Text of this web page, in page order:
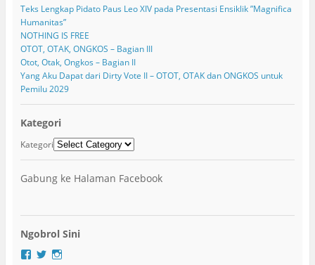
Teks Lengkap Pidato Paus Leo XIV pada Presentasi Ensiklik ”Magnifica
Humanitas”
NOTHING IS FREE
OTOT, OTAK, ONGKOS – Bagian III
Otot, Otak, Ongkos – Bagian II
Yang Aku Dapat dari Dirty Vote II – OTOT, OTAK dan ONGKOS untuk
Pemilu 2029
Kategori
Kategori
Gabung ke Halaman Facebook
Ngobrol Sini
F
T